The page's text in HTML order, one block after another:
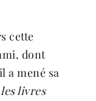
cette
dont
a mené sa
livres